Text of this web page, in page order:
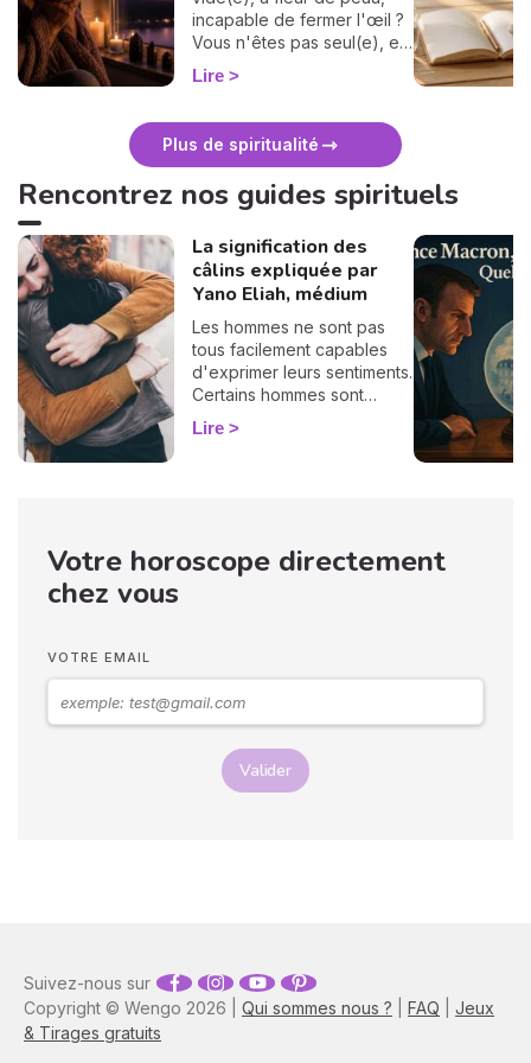
incapable de fermer l'œil ?
Vous n'êtes pas seul(e), et
surtout : ça se traverse en
douceur. Voici 7 gestes
vous protéger
énergétiquement et
intérieur. 🛡️🌒
Lire
Plus de spiritualité
Rencontrez nos guides spirituels
La signification des
câlins expliquée par
Yano Eliah, médium
Les hommes ne sont pas
tous facilement capables
d'exprimer leurs sentiments.
Certains hommes sont
habitués à contrôler leurs
sentiments, par conséquent
langage corporel, vous
pouvez déchiffrer ses
Lire
Votre horoscope directement
chez vous
VOTRE EMAIL
Valider
Copyright © Wengo 2026 | Qui sommes nous ? FAQ
Jeux
& Tirages gratuits
Suivez-nous sur